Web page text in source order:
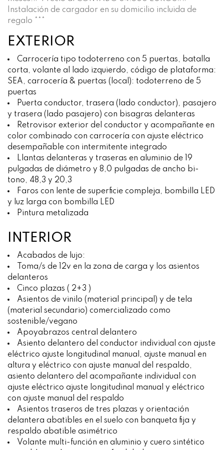
Instalación de cargador en su domicilio incluida de
regalo ***
EXTERIOR
Carrocería tipo todoterreno con 5 puertas, batalla
corta, volante al lado izquierdo, código de plataforma:
SEA, carrocería & puertas (local): todoterreno de 5
puertas
Puerta conductor, trasera (lado conductor), pasajero
y trasera (lado pasajero) con bisagras delanteras
Retrovisor exterior del conductor y acompañante en
color combinado con carrocería con ajuste eléctrico
desempañable con intermitente integrado
Llantas delanteras y traseras en aluminio de 19
pulgadas de diámetro y 8,0 pulgadas de ancho bi-
tono, 48,3 y 20,3
Faros con lente de superficie compleja, bombilla LED
y luz larga con bombilla LED
Pintura metalizada
INTERIOR
Acabados de lujo:
Toma/s de 12v en la zona de carga y los asientos
delanteros
Cinco plazas ( 2+3 )
Asientos de vinilo (material principal) y de tela
(material secundario) comercializado como
sostenible/vegano
Apoyabrazos central delantero
Asiento delantero del conductor individual con ajuste
eléctrico ajuste longitudinal manual, ajuste manual en
altura y eléctrico con ajuste manual del respaldo,
asiento delantero del acompañante individual con
ajuste eléctrico ajuste longitudinal manual y eléctrico
con ajuste manual del respaldo
Asientos traseros de tres plazas y orientación
delantera abatibles en el suelo con banqueta fija y
respaldo abatible asimétrico
Volante multi-función en aluminio y cuero sintético